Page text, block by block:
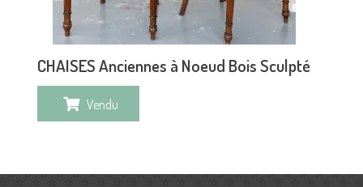
CHAISES Anciennes à Noeud Bois Sculpté
Vendu